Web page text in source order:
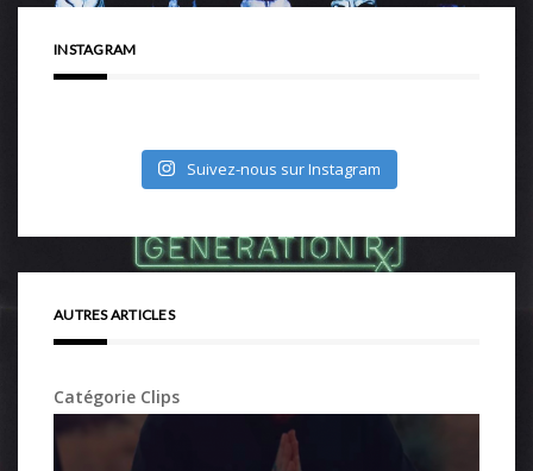
INSTAGRAM
Suivez-nous sur Instagram
AUTRES ARTICLES
Catégorie Clips